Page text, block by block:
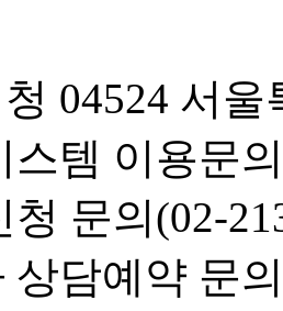
04524 서
스템 이용문
문의(02-
상담예약 문